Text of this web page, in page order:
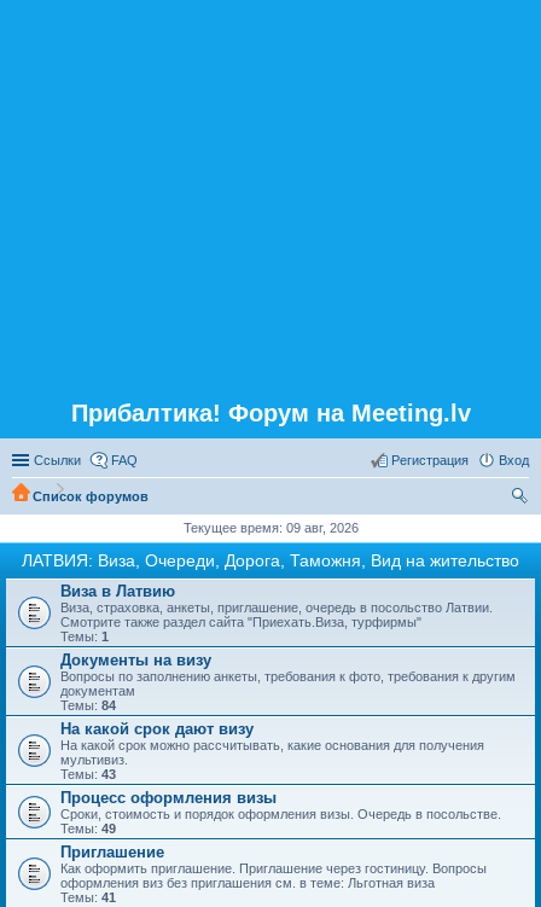
Прибалтика! Форум на Meeting.lv
Ссылки FAQ Вход
Регистрация
Список форумов
Текущее время: 09 авг, 2026
ЛАТВИЯ: Виза, Очереди, Дорога, Таможня, Вид на жительство
Виза в Латвию
Виза, страховка, анкеты, приглашение, очередь в посольство Латвии.
Смотрите также раздел сайта "Приехать.Виза, турфирмы"
Темы: 1
Документы на визу
Вопросы по заполнению анкеты, требования к фото, требования к другим
документам
Темы: 84
На какой срок дают визу
На какой срок можно рассчитывать, какие основания для получения
мультивиз.
Темы: 43
Процесс оформления визы
Сроки, стоимость и порядок оформления визы. Очередь в посольстве.
Темы: 49
Приглашение
Как оформить приглашение. Приглашение через гостиницу. Вопросы
оформления виз без приглашения см. в теме: Льготная виза
Темы: 41